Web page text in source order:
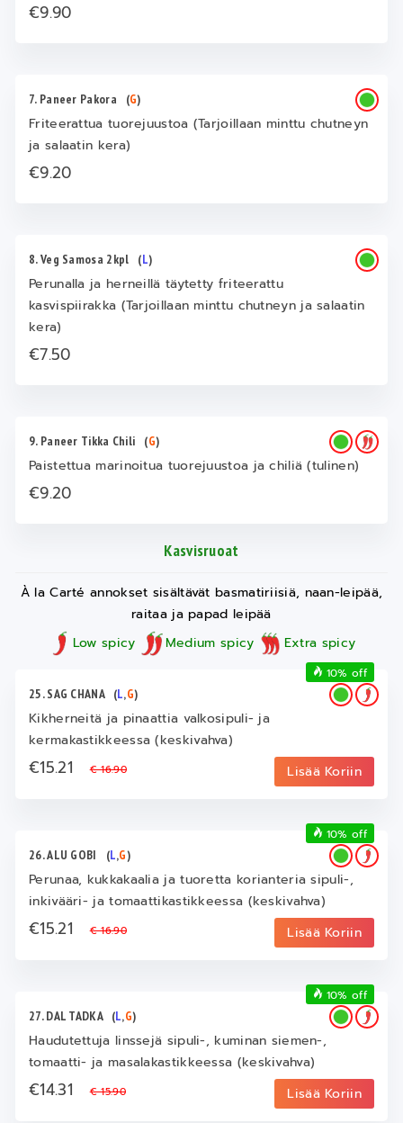
€9.90
7. Paneer Pakora (G)
Friteerattua tuorejuustoa (Tarjoillaan minttu chutneyn
ja salaatin kera)
€9.20
8. Veg Samosa 2kpl (L)
Perunalla ja herneillä täytetty friteerattu
kasvispiirakka (Tarjoillaan minttu chutneyn ja salaatin
kera)
€7.50
9. Paneer Tikka Chili (G)
Paistettua marinoitua tuorejuustoa ja chiliä (tulinen)
€9.20
Kasvisruoat
À la Carté annokset sisältävät basmatiriisiä, naan-leipää,
raitaa ja papad leipää
Low spicy
Medium spicy Extra spicy
25. SAG CHANA (L,G)
Kikherneitä ja pinaattia valkosipuli- ja
kermakastikkeessa (keskivahva)
€15.21€ 16.90 Lisää Koriin
10% off
26. ALU GOBI (L,G)
Perunaa, kukkakaalia ja tuoretta korianteria sipuli-,
inkivääri- ja tomaattikastikkeessa (keskivahva)
€15.21€ 16.90 Lisää Koriin
10% off
27. DAL TADKA (L,G)
Haudutettuja linssejä sipuli-, kuminan siemen-,
tomaatti- ja masalakastikkeessa (keskivahva)
€14.31€ 15.90 Lisää Koriin
10% off